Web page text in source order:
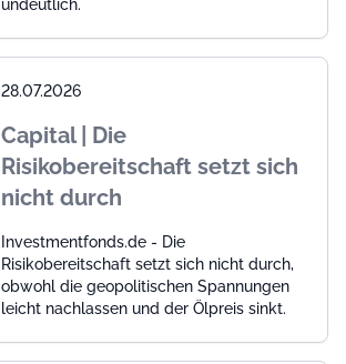
undeutlich.
28.07.2026
Capital | Die
Risikobereitschaft setzt sich
nicht durch
Investmentfonds.de - Die
Risikobereitschaft setzt sich nicht durch,
obwohl die geopolitischen Spannungen
leicht nachlassen und der Ölpreis sinkt.